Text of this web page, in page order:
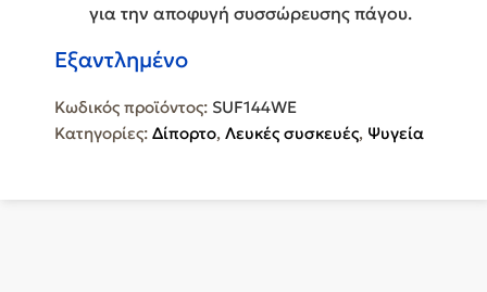
για την αποφυγή συσσώρευσης πάγου.
Εξαντλημένο
Κωδικός προϊόντος: SUF144WE
Κατηγορίες: Δίπορτο, Λευκές συσκευές, Ψυγεία